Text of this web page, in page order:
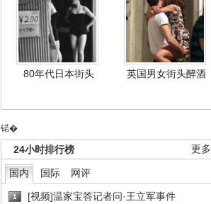
80年代日本街头 英国男女街头醉酒
锘�
更多
24小时排行榜
国内 国际 网评
1 [视频]温家宝答记者问·王立军事件